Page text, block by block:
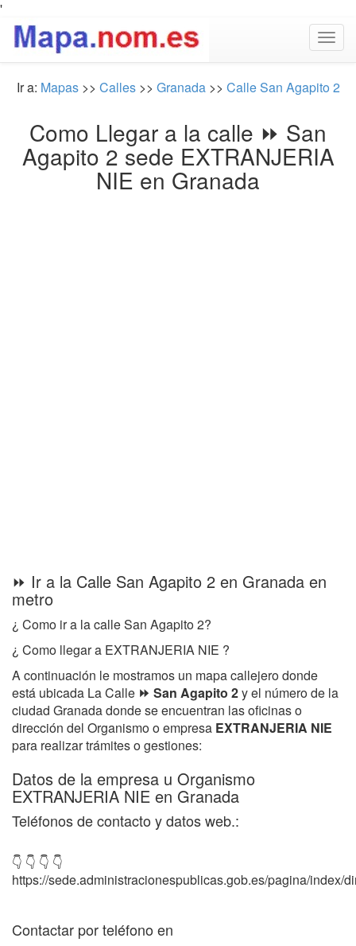
'
Ir a: Mapas >> Calles >> Granada >> Calle San Agapito 2
Como Llegar a la calle ⏩ San
Agapito 2 sede EXTRANJERIA
NIE en Granada
⏩ Ir a la Calle San Agapito 2 en Granada en
metro
¿ Como ir a la calle San Agapito 2?
¿ Como llegar a EXTRANJERIA NIE ?
A continuación le mostramos un mapa callejero donde
está ubicada La Calle ⏩ San Agapito 2y el número de la
ciudad Granada donde se encuentran las oficinas o
dirección del Organismo o empresa EXTRANJERIA NIE
para realizar trámites o gestiones:
Datos de la empresa u Organismo
EXTRANJERIA NIE en Granada
Teléfonos de contacto y datos web.:
👇 👇 👇 👇
https://sede.administracionespublicas.gob.es/pagina/index/
Contactar por teléfono en